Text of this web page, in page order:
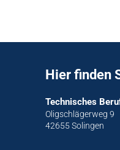
Hier finden
Technisches
Oligschlägerweg 9
42655 Solingen